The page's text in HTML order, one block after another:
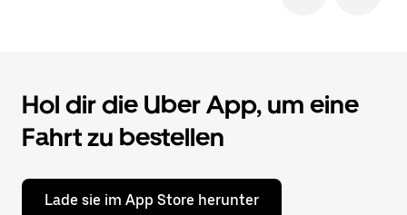
Hol dir die Uber App, um eine
Fahrt zu bestellen
Lade sie im App Store herunter